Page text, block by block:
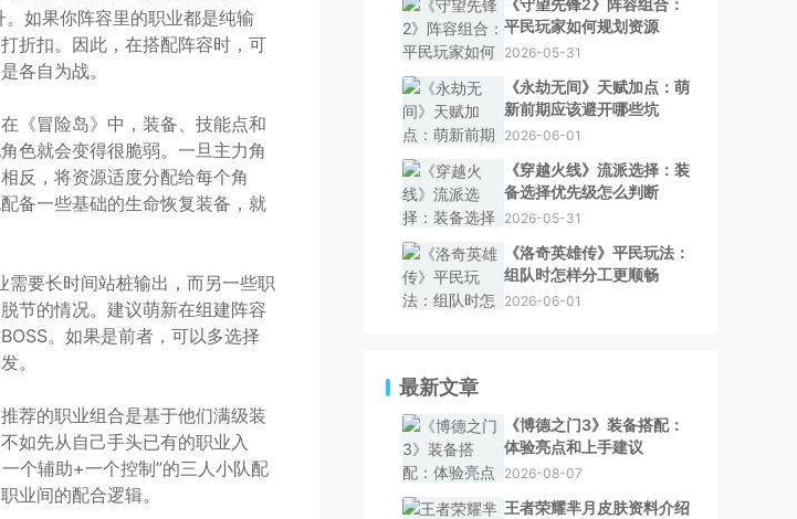
如果你阵容里的职业都是纯输
折扣。因此，在搭配阵容时，可
各自为战。
《冒险岛》中，装备、技能点和
色就会变得很脆弱。一旦主力角
反，将资源适度分配给每个角
备一些基础的生命恢复装备，就
需要长时间站桩输出，而另一些职
节的情况。建议萌新在组建阵容
。如果是前者，可以多选择
。
荐的职业组合是基于他们满级装
如先从自己手头已有的职业入
个辅助+一个控制”的三人小队配
业间的配合逻辑。
《守望先锋2》阵容组合：
平民玩家如何规划资源
2026-05-31
《永劫无间》天赋加点：萌
新前期应该避开哪些坑
2026-06-01
《穿越火线》流派选择：装
备选择优先级怎么判断
2026-05-31
《洛奇英雄传》平民玩法：
组队时怎样分工更顺畅
2026-06-01
最新文章
《博德之门3》装备搭配：
体验亮点和上手建议
2026-08-07
王者荣耀芈月皮肤资料介绍